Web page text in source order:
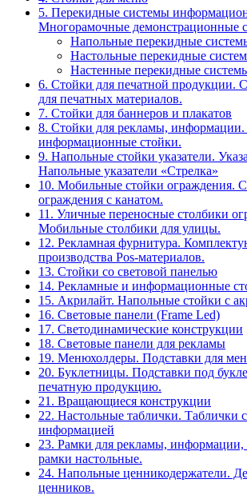
5. Перекидные системы
Многорамочные демонстрационные
Напольные перекидные
Настольные перекидные
Настенные перекидные
6. Стойки для печатной продукции.
для печатных материалов.
7. Стойки для баннеров и плакатов
8. Стойки для рекламы, информации.
информационные стойки.
9. Напольные стойки указатели.
Напольные указатели «Стрелка»
10. Мобильные стойки ограждения.
ограждения с канатом.
11. Уличные переносные столбики
Мобильные столбики для улицы.
12. Рекламная фурнитура.
производства Pos-материалов.
13. Стойки со световой панелью
14. Рекламные и информационные
15. Акрилайт. Напольные стойки с
16. Световые панели (Frame Led)
17. Светодинамические конструкции
18. Световые панели для рекламы
19. Менюхолдеры. Подставки для
20. Буклетницы. Подставки под
печатную продукцию.
21. Вращающиеся конструкции
22. Настольные таблички. Таблички
информацией
23. Рамки для рекламы, информации,
рамки настольные.
24. Напольные ценникодержатели.
ценников.